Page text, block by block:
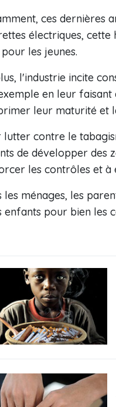
ces dernières
électriques,
les jeunes.
l'industrie incite
en leur
leur maturité et
lutter contre le
de développer des
les contrôles et à
les ménages, les
enfants pour bien les